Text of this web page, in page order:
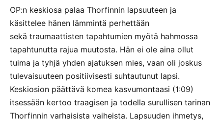
OP:n keskiosa palaa Thorfinnin lapsuuteen ja
käsittelee hänen lämmintä perhettään
sekä traumaattisten tapahtumien myötä hahmossa
tapahtunutta rajua muutosta. Hän ei ole aina ollut
tuima ja tyhjä yhden ajatuksen mies, vaan oli joskus
tulevaisuuteen positiivisesti suhtautunut lapsi.
Keskiosion päättävä komea kasvumontaasi (1:09)
itsessään kertoo traagisen ja todella surullisen tarinan
Thorfinnin varhaisista vaiheista. Lapsuuden ihmetys,